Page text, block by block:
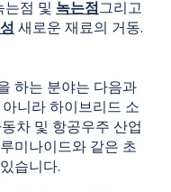
는점 및 녹는점 그리고
새로운 재료의 거동.
하는 분야는 다음과
아니라 하이브리드 소
차 및 항공우주 산업
미나이드와 같은 초
습니다.